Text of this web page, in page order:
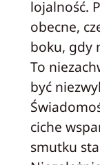
lojalność.
obecne,
boku, gdy
To
być
ciche
smutku